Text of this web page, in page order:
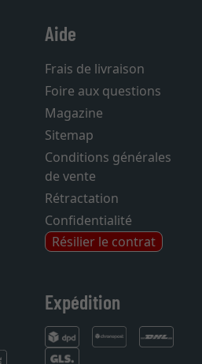
Aide
Frais de livraison
Foire aux questions
Magazine
Sitemap
Conditions générales
de vente
Rétractation
Confidentialité
Résilier le contrat
Expédition